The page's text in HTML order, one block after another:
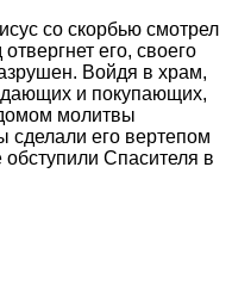
со скорбью смотрел
его, своего
Войдя в храм,
и покупающих,
молитвы
сделали его вертепом
Спасителя в